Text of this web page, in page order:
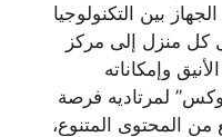
بين التكنولوجيا
كل منزل إلى مركز
وإمكاناته
لمرتاديه فرصة
المحتوى المتنوع،